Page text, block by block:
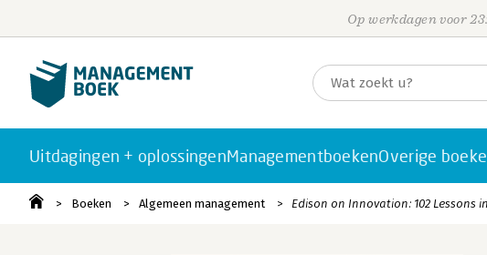
Op werkdagen voor
Uitdagingen + oplossingenManagementboekenOverige
Boeken Algemeen management Edison on Innovation: 102 Lessons